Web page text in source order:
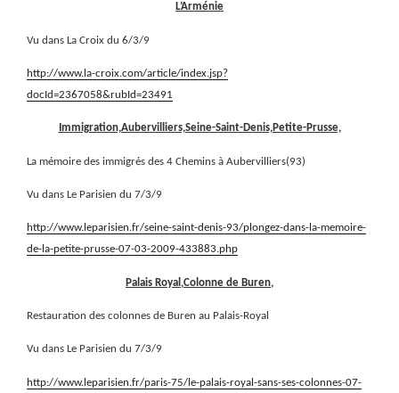
L’Arménie
Vu dans La Croix du 6/3/9
http://www.la-croix.com/article/index.jsp?
docId=2367058&rubId=23491
Immigration,Aubervilliers,Seine-Saint-Denis,Petite-Prusse,
La mémoire des immigrés des 4 Chemins à Aubervilliers(93)
Vu dans Le Parisien du 7/3/9
http://www.leparisien.fr/seine-saint-denis-93/plongez-dans-la-memoire-
de-la-petite-prusse-07-03-2009-433883.php
Palais Royal,Colonne de Buren,
Restauration des colonnes de Buren au Palais-Royal
Vu dans Le Parisien du 7/3/9
http://www.leparisien.fr/paris-75/le-palais-royal-sans-ses-colonnes-07-